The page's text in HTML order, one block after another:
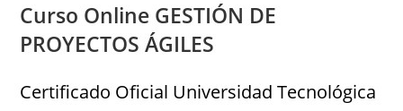
Curso Online GESTIÓN DE
PROYECTOS ÁGILES
Certificado Oficial Universidad Tecnológica